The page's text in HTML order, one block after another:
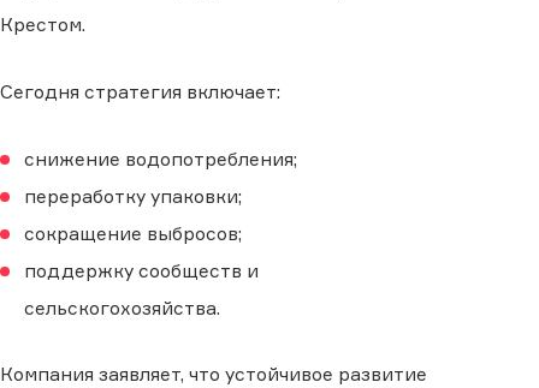
Крестом.
Сегодня стратегия включает:
снижение водопотребления;
переработку упаковки;
сокращение выбросов;
поддержку сообществ и
сельскогохозяйства.
Компания заявляет, что устойчивое развитие